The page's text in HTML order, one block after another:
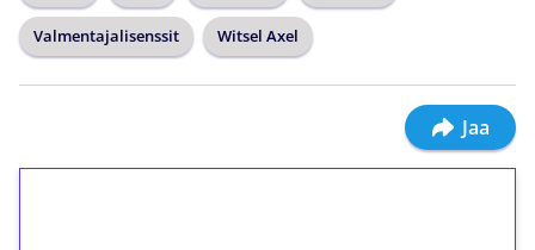
Valmentajalisenssit Witsel Axel
Jaa